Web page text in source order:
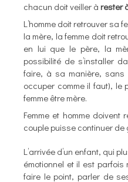
chacun doit veiller à rester
L’homme doit retrouver sa
la mère, la femme doit
en lui que le père, la
possibilité de s’installer
faire, à sa manière, sans
occuper comme il faut), le
femme être mère.
Femme et homme
couple puisse continuer de
L’arrivée d’un enfant, qui
émotionnel et il est
faire le point, parler de